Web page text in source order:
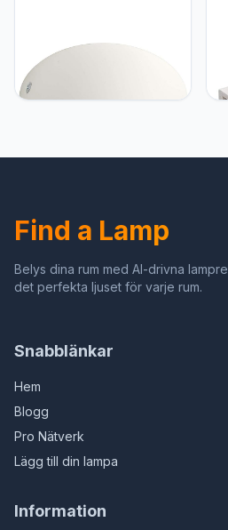
SLV SLV EUTRAC
Universal Point
Connection/White
Find a Lamp
Belys dina rum med AI-drivna
det perfekta ljuset för varje rum.
Snabblänkar
Hem
Blogg
Pro Nätverk
Lägg till din lampa
Information